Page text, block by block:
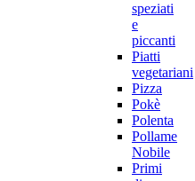
speziati
e
piccanti
Piatti
vegetariani
Pizza
Pokè
Polenta
Pollame
Nobile
Primi